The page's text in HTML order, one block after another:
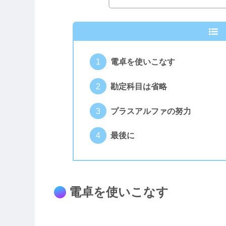
電卓を使いこなす
勘定科目は省略
プラスアルファの努力
最後に
電卓を使いこなす